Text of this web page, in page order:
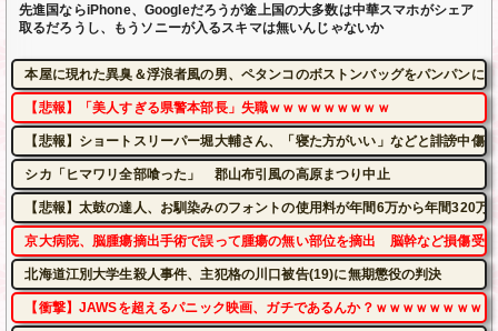
先進国ならiPhone、Googleだろうが途上国の大多数は中華スマホがシェア
取るだろうし、もうソニーが入るスキマは無いんじゃないか
本屋に現れた異臭＆浮浪者風の男、ペタンコのボストンバッグをパンパンに
【悲報】「美人すぎる県警本部長」失職ｗｗｗｗｗｗｗｗｗ
【悲報】ショートスリーパー堀大輔さん、「寝た方がいい」などと誹謗中傷
シカ「ヒマワリ全部喰った」 郡山布引風の高原まつり中止
【悲報】太鼓の達人、お馴染みのフォントの使用料が年間6万から年間320万
京大病院、脳腫瘍摘出手術で誤って腫瘍の無い部位を摘出 脳幹など損傷受
北海道江別大学生殺人事件、主犯格の川口被告(19)に無期懲役の判決
【衝撃】JAWSを超えるパニック映画、ガチであるんか？ｗｗｗｗｗｗｗｗ